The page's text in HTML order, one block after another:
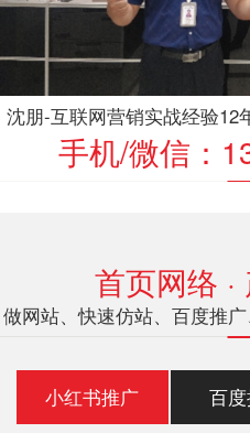
沈朋-互联网营销实战经验12
手机/微信：
首页网络
做网站、快速仿站、百度推
小红书推广 百